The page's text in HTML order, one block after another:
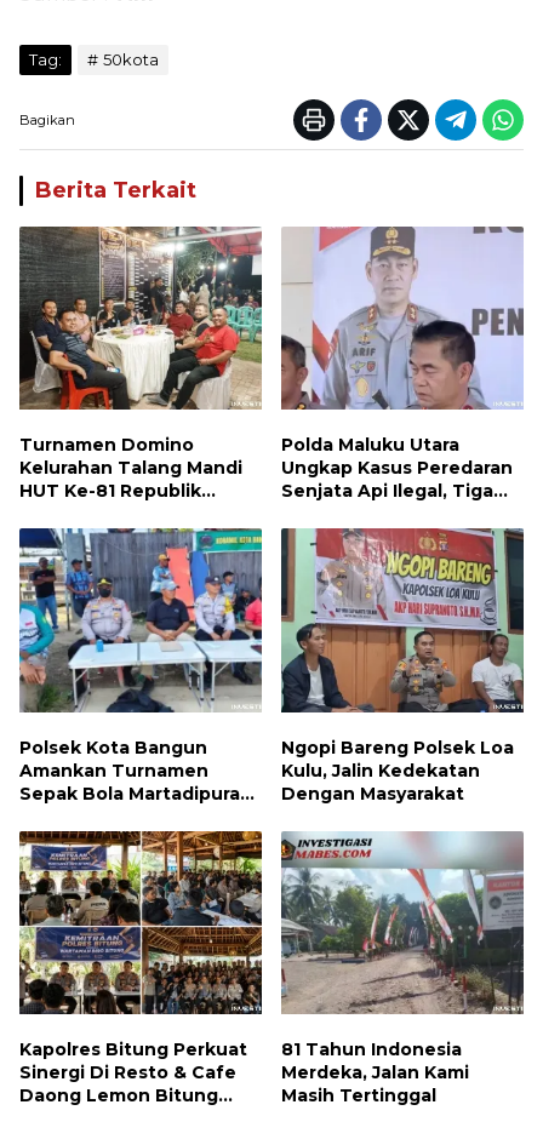
Tag: 50kota
Bagikan
Berita Terkait
Turnamen Domino
Kelurahan Talang Mandi
HUT Ke-81 Republik
Polda Maluku Utara
Ungkap Kasus Peredaran
Senjata Api Ilegal, Tiga
Polsek Kota Bangun
Amankan Turnamen
Sepak Bola Martadipura
Ngopi Bareng Polsek Loa
Kulu, Jalin Kedekatan
Dengan Masyarakat
Kapolres Bitung Perkuat
Sinergi Di Resto & Cafe
Daong Lemon Bitung
81 Tahun Indonesia
Merdeka, Jalan Kami
Masih Tertinggal